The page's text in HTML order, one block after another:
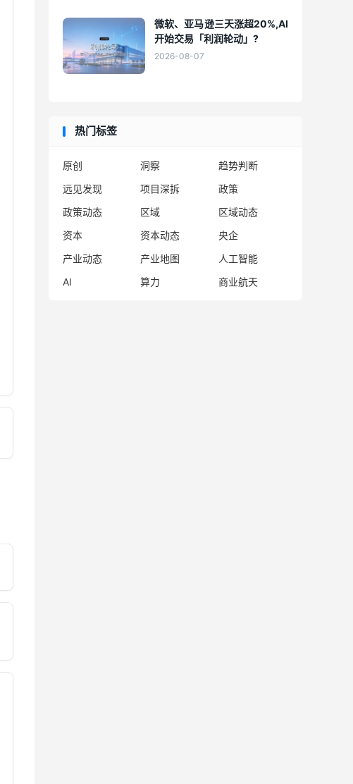
微软、亚马逊三天涨超20%,AI
开始交易「利润轮动」?
2026-08-07
热门标签
原创 洞察
趋势判断
远见发现
项目深拆
政策
政策动态
区域
区域动态
资本
资本动态
央企
产业动态
产业地图
人工智能
AI
算力 商业航天